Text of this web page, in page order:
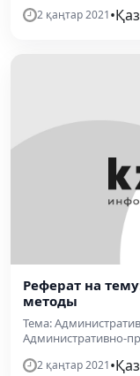
2 қаңтар 2021•
Реферат на
методы
Тема:
Административно-
2 қаңтар 2021•